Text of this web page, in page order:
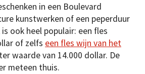
in een Boulevard
kunstwerken of een peperduur
ook heel populair: een fles
of zelfs een fles wijn van het
ter waarde van 14.000 dollar. De
meteen thuis.